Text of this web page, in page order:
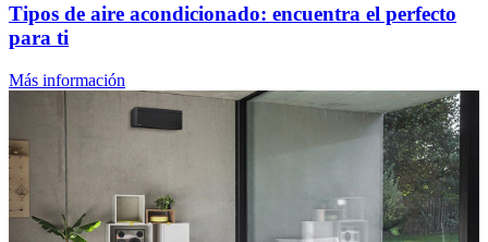
Tipos de aire acondicionado: encuentra el perfecto
para ti
Más información